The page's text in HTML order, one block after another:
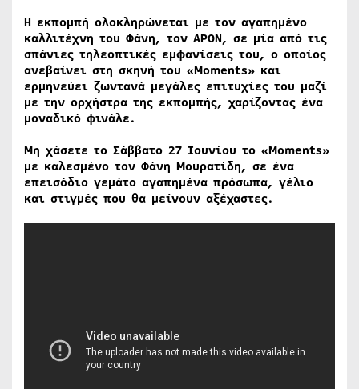
Η εκπομπή ολοκληρώνεται με τον αγαπημένο
καλλιτέχνη του Φάνη, τον APON, σε μία από τις
σπάνιες τηλεοπτικές εμφανίσεις του, ο οποίος
ανεβαίνει στη σκηνή του «Moments» και
ερμηνεύει ζωντανά μεγάλες επιτυχίες του μαζί
με την ορχήστρα της εκπομπής, χαρίζοντας ένα
μοναδικό φινάλε.
Μη χάσετε το Σάββατο 27 Ιουνίου το «Moments»
με καλεσμένο τον Φάνη Μουρατίδη, σε ένα
επεισόδιο γεμάτο αγαπημένα πρόσωπα, γέλιο
και στιγμές που θα μείνουν αξέχαστες.